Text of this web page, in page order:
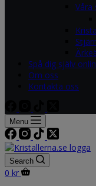
Våra
Spå dig själv
Om oss
Kontakta oss
Menu
Search
Shopping
0 kr